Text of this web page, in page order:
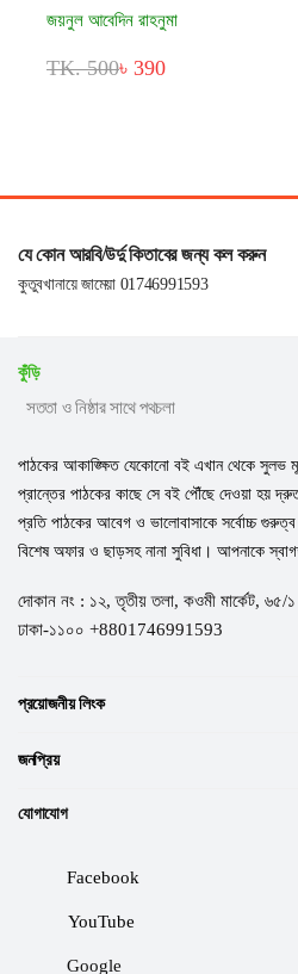
জয়নুল আবেদিন রাহনুমা
TK. 500৳ 390
যে কোন আরবি/উর্দু কিতাবের জন্য কল করুন
কুতুবখানায়ে জামেয়া 01746991593
কুঁড়ি
সততা ও নিষ্ঠার সাথে পথচলা
পাঠকের আকাঙ্ক্ষিত যেকোনো বই এখান থেকে সুলভ
প্রান্তের পাঠকের কাছে সে বই পৌঁছে দেওয়া হয়
প্রতি পাঠকের আবেগ ও ভালোবাসাকে সর্বোচ্চ
বিশেষ অফার ও ছাড়সহ নানা সুবিধা। আপনাকে
দোকান নং : ১২, তৃতীয় তলা, কওমী মার্কেট, ৬৫/১
ঢাকা-১১০০ +8801746991593
প্রয়োজনীয় লিংক
জনপ্রিয়
যোগাযোগ
Facebook
YouTube
Google